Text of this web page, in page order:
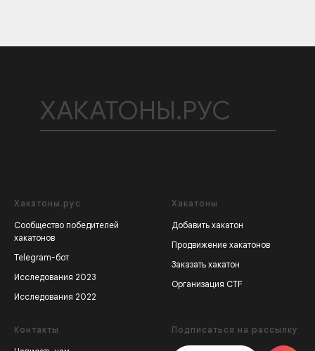
ХАКАТОНЫ.РУС
Хакатоны.рус
Сообщество победителей
хакатонов
Telegram-бот
Исследования 2023
Исследования 2022
Хакатоны
Добавить хакатон
Продвижение хакатонов
Заказать хакатон
Организация CTF
Контакты Подписаться на рассылку